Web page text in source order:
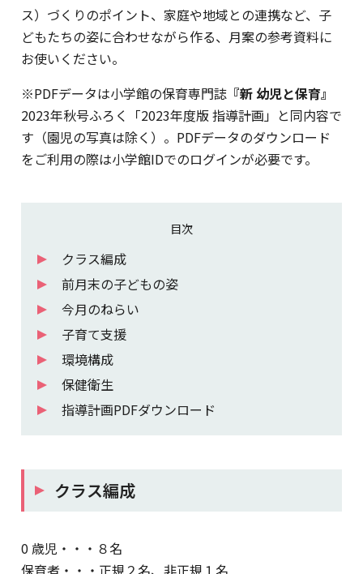
ス）づくりのポイント、家庭や地域との連携など、子
どもたちの姿に合わせながら作る、月案の参考資料に
お使いください。
※PDFデータは小学館の保育専門誌 『新 幼児と保育』
2023年秋号ふろく「2023年度版 指導計画」と同内容で
す（園児の写真は除く）。PDFデータのダウンロード
をご利用の際は小学館IDでのログインが必要です。
目次
クラス編成
前月末の子どもの姿
今月のねらい
子育て支援
環境構成
保健衛生
指導計画PDFダウンロード
クラス編成
0 歳児・・・８名
保育者・・・正規２名、非正規１名